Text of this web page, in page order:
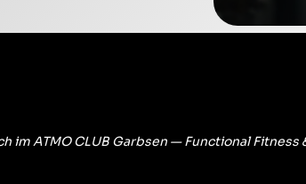
im ATMO CLUB Garbsen — Functional Fitness